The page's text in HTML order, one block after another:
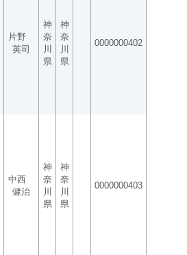
片野
英司
神
奈
川
県
神
奈
川
県
0000000402
中西
健治
神
奈
川
県
神
奈
川
県
0000000403